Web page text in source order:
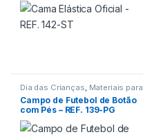
Dia das Crianças, Materiais para
a Prática de Esportes
Campo de Futebol de Botão
com Pés – REF. 139-PG